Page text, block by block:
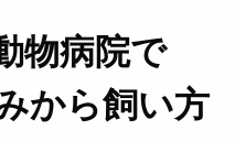
物病院で
から飼い方